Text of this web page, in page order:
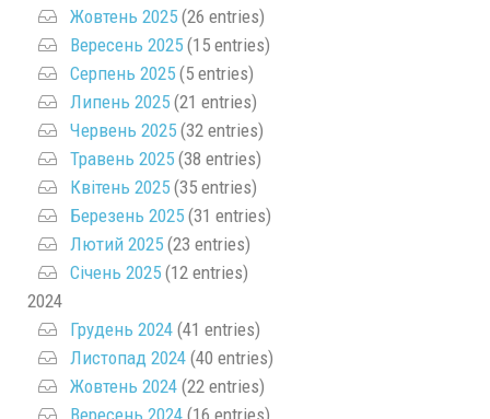
Жовтень 2025 (26 entries)
Вересень 2025 (15 entries)
Серпень 2025 (5 entries)
Липень 2025 (21 entries)
Червень 2025 (32 entries)
Травень 2025 (38 entries)
Квітень 2025 (35 entries)
Березень 2025 (31 entries)
Лютий 2025 (23 entries)
Січень 2025 (12 entries)
2024
Грудень 2024 (41 entries)
Листопад 2024 (40 entries)
Жовтень 2024 (22 entries)
Вересень 2024 (16 entries)